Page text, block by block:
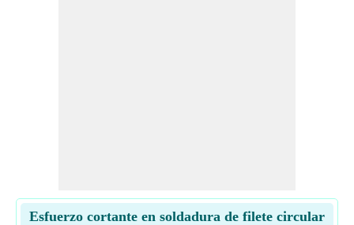
Esfuerzo cortante en soldadura de filete circular